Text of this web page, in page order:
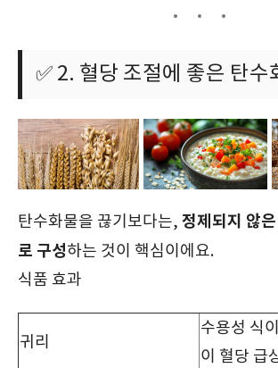
✅ 2. 혈당 조절에 좋은 탄수
탄수화물을 끊기보다는, 정제되지 않
로 구성하는 것이 핵심이에요.
식품 효과
귀리
수용성 식
이 혈당 급